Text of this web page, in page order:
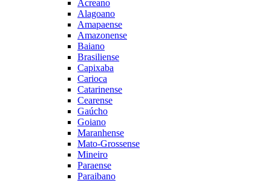
Acreano
Alagoano
Amapaense
Amazonense
Baiano
Brasiliense
Capixaba
Carioca
Catarinense
Cearense
Gaúcho
Goiano
Maranhense
Mato-Grossense
Mineiro
Paraense
Paraibano